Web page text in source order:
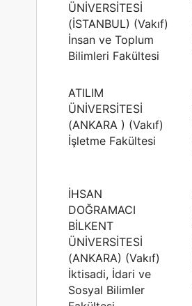
ÜNİVERSİTESİ
(İSTANBUL) (Vakıf)
İnsan ve Toplum
Bilimleri Fakültesi
ATILIM
ÜNİVERSİTESİ
(ANKARA ) (Vakıf)
İşletme Fakültesi
İHSAN
DOĞRAMACI
BİLKENT
ÜNİVERSİTESİ
(ANKARA) (Vakıf)
İktisadi, İdari ve
Sosyal Bilimler